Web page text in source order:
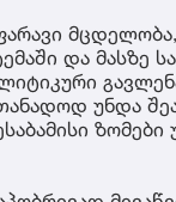
და მასზე
უნდა
ზომები